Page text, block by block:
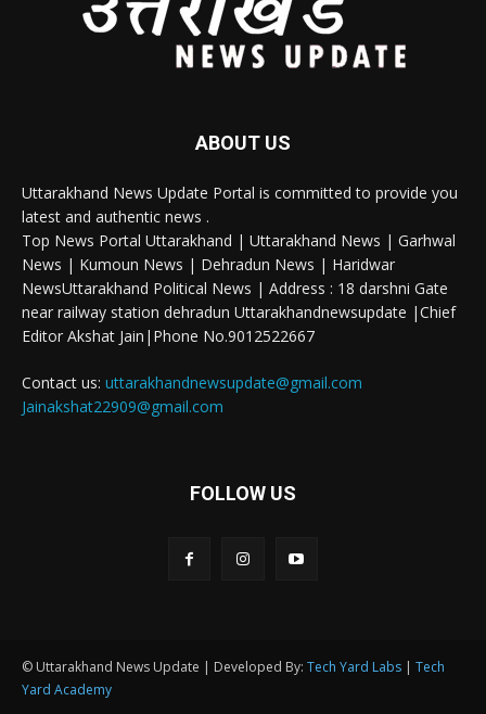
ABOUT US
Uttarakhand News Update Portal is committed to provide you
latest and authentic news .
Top News Portal Uttarakhand | Uttarakhand News | Garhwal
News | Kumoun News | Dehradun News | Haridwar
NewsUttarakhand Political News | Address : 18 darshni Gate
near railway station dehradun Uttarakhandnewsupdate |Chief
Editor Akshat Jain|Phone No.9012522667
Contact us: uttarakhandnewsupdate@gmail.com
Jainakshat22909@gmail.com
FOLLOW US
© Uttarakhand News Update | Developed By: Tech Yard Labs | Tech
Yard Academy